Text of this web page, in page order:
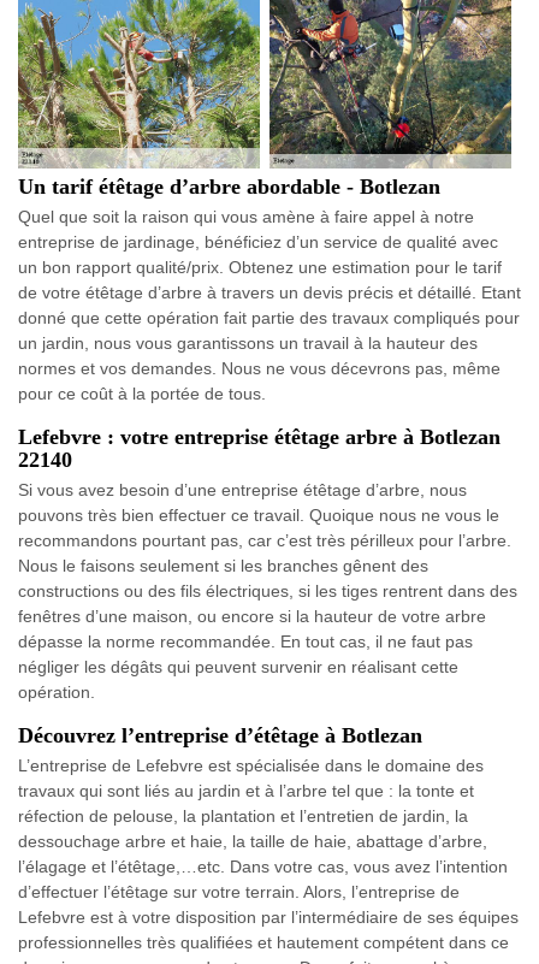
Un tarif étêtage d’arbre abordable - Botlezan
Quel que soit la raison qui vous amène à faire appel à notre
entreprise de jardinage, bénéficiez d’un service de qualité avec
un bon rapport qualité/prix. Obtenez une estimation pour le tarif
de votre étêtage d’arbre à travers un devis précis et détaillé. Etant
donné que cette opération fait partie des travaux compliqués pour
un jardin, nous vous garantissons un travail à la hauteur des
normes et vos demandes. Nous ne vous décevrons pas, même
pour ce coût à la portée de tous.
Lefebvre : votre entreprise étêtage arbre à Botlezan
22140
Si vous avez besoin d’une entreprise étêtage d’arbre, nous
pouvons très bien effectuer ce travail. Quoique nous ne vous le
recommandons pourtant pas, car c’est très périlleux pour l’arbre.
Nous le faisons seulement si les branches gênent des
constructions ou des fils électriques, si les tiges rentrent dans des
fenêtres d’une maison, ou encore si la hauteur de votre arbre
dépasse la norme recommandée. En tout cas, il ne faut pas
négliger les dégâts qui peuvent survenir en réalisant cette
opération.
Découvrez l’entreprise d’étêtage à Botlezan
L’entreprise de Lefebvre est spécialisée dans le domaine des
travaux qui sont liés au jardin et à l’arbre tel que : la tonte et
réfection de pelouse, la plantation et l’entretien de jardin, la
dessouchage arbre et haie, la taille de haie, abattage d’arbre,
l’élagage et l’étêtage,…etc. Dans votre cas, vous avez l’intention
d’effectuer l’étêtage sur votre terrain. Alors, l’entreprise de
Lefebvre est à votre disposition par l’intermédiaire de ses équipes
professionnelles très qualifiées et hautement compétent dans ce